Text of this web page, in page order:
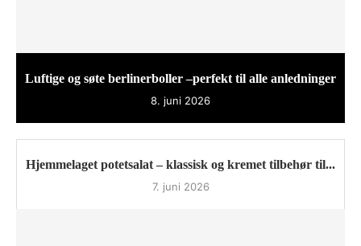
Luftige og søte berlinerboller –perfekt til alle anledninger
8. juni 2026
Hjemmelaget potetsalat – klassisk og kremet tilbehør til...
7. juni 2026